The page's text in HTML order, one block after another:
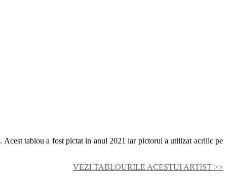
tablou a fost pictat in anul 2021 iar pictorul a utilizat acrilic pe
VEZI TABLOURILE ACESTUI ARTIST >>